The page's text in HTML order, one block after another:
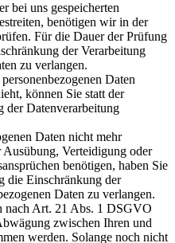
bei uns gespeicherten
benötigen wir in der
Für die Dauer der Prüfung
der Verarbeitung
zu verlangen.
Daten
können Sie statt der
der Datenverarbeitung
Daten nicht mehr
Verteidigung oder
benötigen, haben Sie
die Einschränkung der
Daten zu verlangen.
nach Art. 21 Abs. 1 DSGVO
zwischen Ihren und
werden. Solange noch nicht